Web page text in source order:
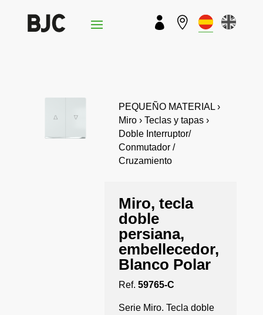
 
PEQUEÑO MATERIAL ›
Miro › Teclas y tapas ›
Doble Interruptor/
Conmutador /
Cruzamiento
Miro, tecla
doble
persiana,
embellecedor,
Blanco Polar
Ref.59765-C
Serie Miro. Tecla doble